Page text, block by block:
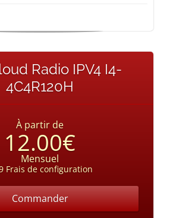
Radio IPV4 I4-
4C4R120H
À partir de
12.00€
Mensuel
Frais de configuration
Commander